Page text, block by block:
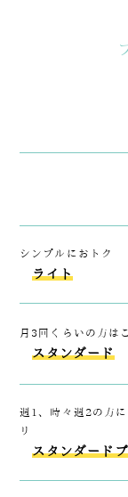
シンプルにおトク
ライト
月3回くらいの方は
スタンダード
週1、時々週2の方に
リ
スタンダード